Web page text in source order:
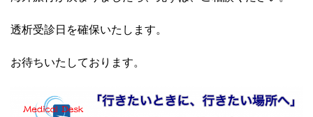
透析受診日を確保いたします。
お待ちいたしております。